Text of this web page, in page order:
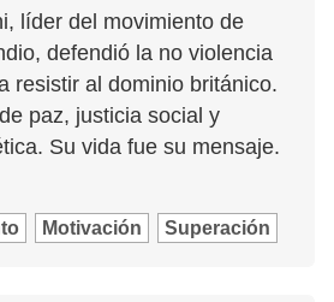
líder del movimiento de
defendió la no violencia
resistir al dominio británico.
paz, justicia social y
Su vida fue su mensaje.
Motivación Superación